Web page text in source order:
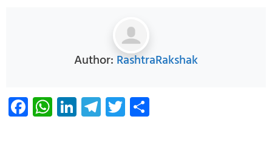
Author: RashtraRakshak
Facebook
WhatsApp
LinkedIn
Telegram
Twitter